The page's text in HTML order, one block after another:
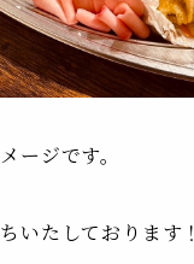
ージです。
いたしております！